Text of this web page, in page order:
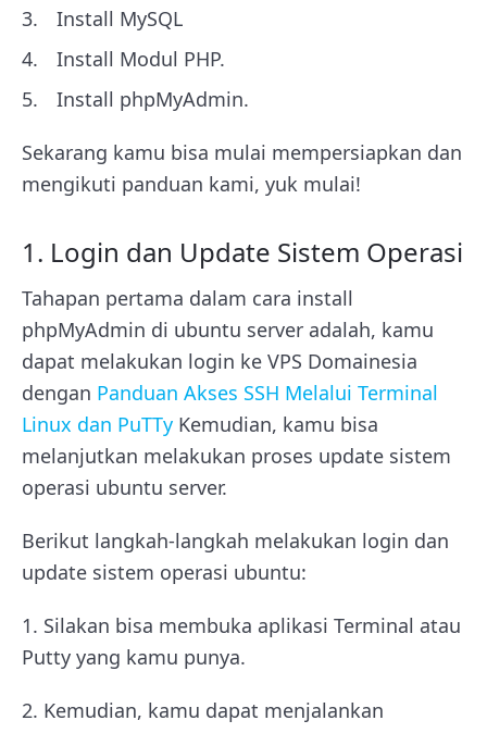
Install MySQL
Install Modul PHP.
Install phpMyAdmin.
Sekarang kamu bisa mulai mempersiapkan dan
mengikuti panduan kami, yuk mulai!
1. Login dan Update Sistem Operasi
Tahapan pertama dalam cara install
phpMyAdmin di ubuntu server adalah, kamu
dapat melakukan login ke VPS Domainesia
dengan Panduan Akses SSH Melalui Terminal
Linux dan PuTTy Kemudian, kamu bisa
melanjutkan melakukan proses update sistem
operasi ubuntu server.
Berikut langkah-langkah melakukan login dan
update sistem operasi ubuntu:
1. Silakan bisa membuka aplikasi Terminal atau
Putty yang kamu punya.
2. Kemudian, kamu dapat menjalankan